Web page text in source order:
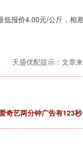
报价4.00元/公斤，相
天盛优配提示：文章
奇艺两分钟广告有123秒